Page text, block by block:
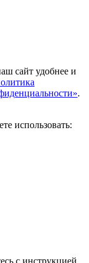
сайт удобнее и
.
использовать:
с инструкцией